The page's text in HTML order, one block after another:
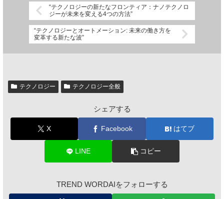
“テクノロジーの新たなフロンティア：ナノテクノロ
ジーが未来を変える4つの方法”
“テクノロジーとオートメーション: 未来の働き方を
変革する新たな波”
テクノロジー テクノロジー全般
シェアする
X Facebook はてブ
LINE コピー
TREND WORDAIをフォローする